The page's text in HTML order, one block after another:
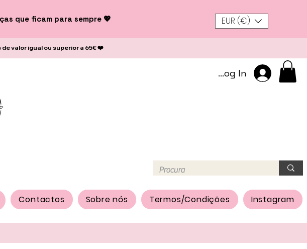
que ficam para sempre 💖 EUR (€)
valor igual ou superior a 65€ ❤️
Log In
Contactos Sobre nós Termos/Condições Instagram